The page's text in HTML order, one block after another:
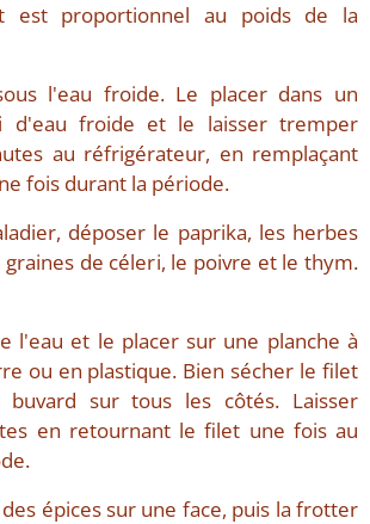
est proportionnel au poids de la
l'eau froide. Le placer dans un
d'eau froide et le laisser tremper
au réfrigérateur, en remplaçant
fois durant la période.
déposer le paprika, les herbes
graines de céleri, le poivre et le thym.
l'eau et le placer sur une planche à
ou en plastique. Bien sécher le filet
sur tous les côtés. Laisser
en retournant le filet une fois au
épices sur une face, puis la frotter